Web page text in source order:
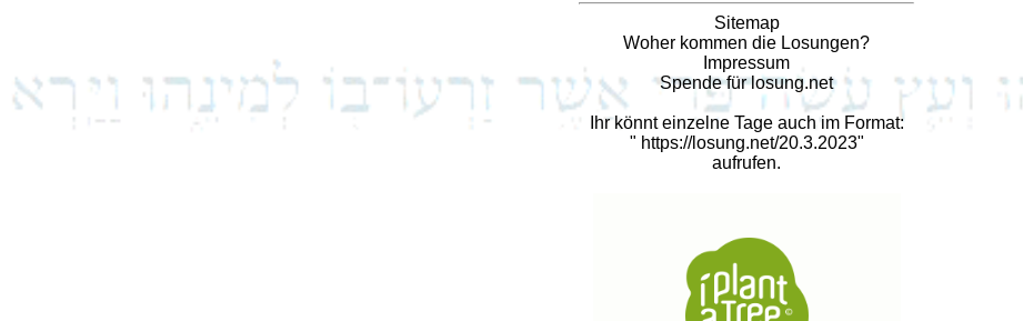
Sitemap
Woher kommen die Losungen?
Impressum
Spende für losung.net
Ihr könnt einzelne Tage auch im Format:
" https://losung.net/20.3.2023"
aufrufen.